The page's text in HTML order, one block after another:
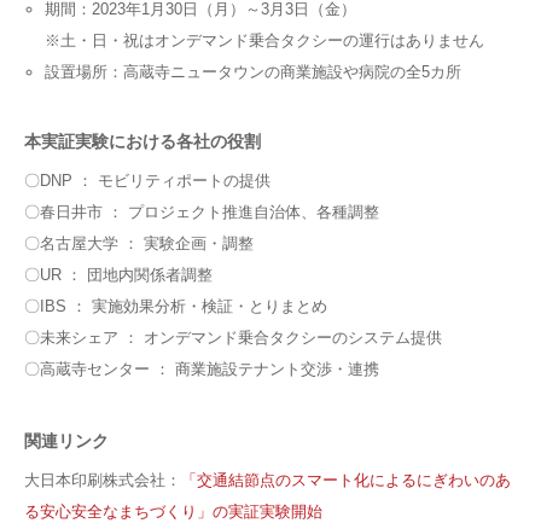
期間：2023年1月30日（月）～3月3日（金）
※土・日・祝はオンデマンド乗合タクシーの運行はありません
設置場所：高蔵寺ニュータウンの商業施設や病院の全5カ所
本実証実験における各社の役割
〇DNP ： モビリティポートの提供
〇春日井市 ： プロジェクト推進自治体、各種調整
〇名古屋大学 ： 実験企画・調整
〇UR ： 団地内関係者調整
〇IBS ： 実施効果分析・検証・とりまとめ
〇未来シェア ： オンデマンド乗合タクシーのシステム提供
〇高蔵寺センター ： 商業施設テナント交渉・連携
関連リンク
大日本印刷株式会社：
「交通結節点のスマート化によるにぎわいのあ
る安心安全なまちづくり」の実証実験開始